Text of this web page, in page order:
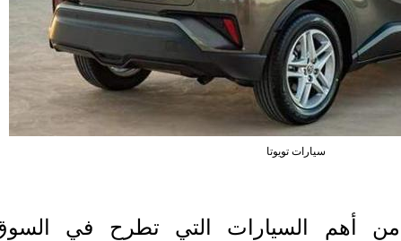
سيارات تويوتا
من أهم السيارات التي تطرح في